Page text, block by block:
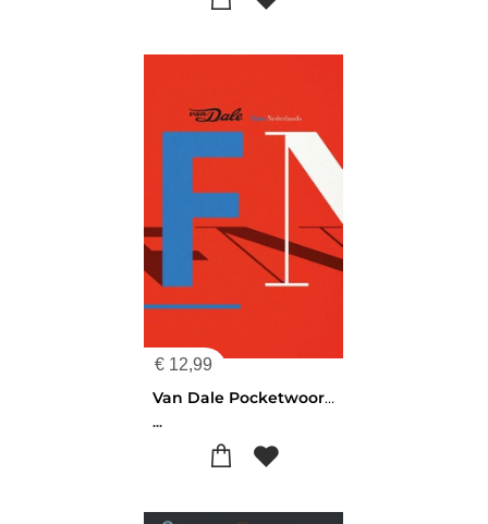
€ 12,99
Van Dale Pocketwoordenboek Frans-Nederlands
...